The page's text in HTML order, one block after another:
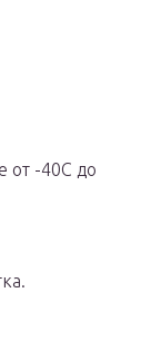
от -40C до